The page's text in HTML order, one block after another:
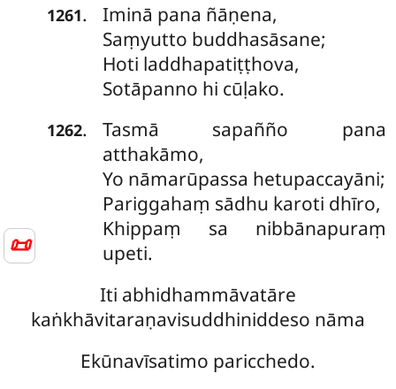
📜
1261.
Iminā pana ñāṇena,
Saṃyutto buddhasāsane;
Hoti laddhapatiṭṭhova,
Sotāpanno hi cūḷako.
1262.
Tasmā sapañño pana
atthakāmo,
Yo nāmarūpassa hetupaccayāni;
Pariggahaṃ sādhu karoti dhīro,
Khippaṃ sa nibbānapuraṃ
upeti.
Iti abhidhammāvatāre
kaṅkhāvitaraṇavisuddhiniddeso nāma
Ekūnavīsatimo paricchedo.